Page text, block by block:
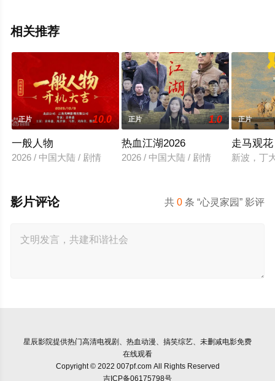
相关推荐
正片 10.0
一般人物
2026 / 中国大陆 / 剧情
正片 1.0
热血江湖2026
2026 / 中国大陆 / 剧情
正片
走马观花
新波，丁
共0 条 “心灵家园” 影评
影片评论
星辰影院提供热门高清电视剧、热血动漫、搞笑综艺、未删减电影免费
在线观看
Copyright © 2022 007pf.com All Rights Reserved
吉ICP备06175798号